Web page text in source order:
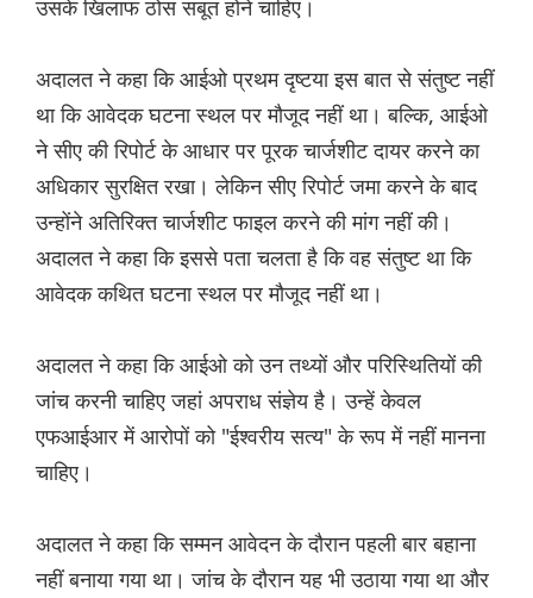
उसके खिलाफ ठोस सबूत होने चाहिए।
अदालत ने कहा कि आईओ प्रथम दृष्टया इस बात से संतुष्ट नहीं
था कि आवेदक घटना स्थल पर मौजूद नहीं था। बल्कि, आईओ
ने सीए की रिपोर्ट के आधार पर पूरक चार्जशीट दायर करने का
अधिकार सुरक्षित रखा। लेकिन सीए रिपोर्ट जमा करने के बाद
उन्होंने अतिरिक्त चार्जशीट फाइल करने की मांग नहीं की।
अदालत ने कहा कि इससे पता चलता है कि वह संतुष्ट था कि
आवेदक कथित घटना स्थल पर मौजूद नहीं था।
अदालत ने कहा कि आईओ को उन तथ्यों और परिस्थितियों की
जांच करनी चाहिए जहां अपराध संज्ञेय है। उन्हें केवल
एफआईआर में आरोपों को "ईश्वरीय सत्य" के रूप में नहीं मानना
चाहिए।
अदालत ने कहा कि सम्मन आवेदन के दौरान पहली बार बहाना
नहीं बनाया गया था। जांच के दौरान यह भी उठाया गया था और